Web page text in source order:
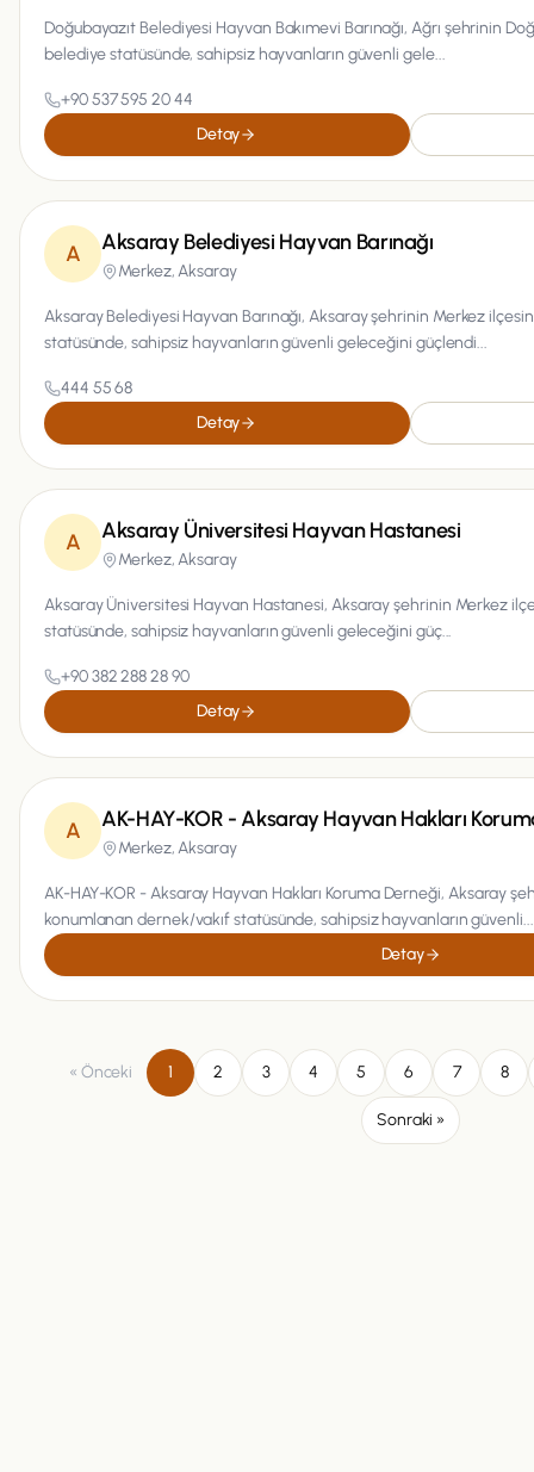
Doğubayazıt Belediyesi Hayvan Bakımevi Barınağı, Ağrı şehrinin
belediye statüsünde, sahipsiz hayvanların güvenli gele...
+90 537 595 20 44
Detay
A Aksaray Belediyesi Hayvan Barınağı
Merkez,Aksaray
Aksaray Belediyesi Hayvan Barınağı, Aksaray şehrinin Merkez
statüsünde, sahipsiz hayvanların güvenli geleceğini güçlendi...
444 55 68
Detay
A Aksaray Üniversitesi Hayvan Hastanesi
Merkez,Aksaray
Aksaray Üniversitesi Hayvan Hastanesi, Aksaray şehrinin Merkez
statüsünde, sahipsiz hayvanların güvenli geleceğini güç...
+90 382 288 28 90
Detay
A AK-HAY-KOR - Aksaray Hayvan Hakları
Merkez,Aksaray
AK-HAY-KOR - Aksaray Hayvan Hakları Koruma Derneği, Aksaray
konumlanan dernek/vakıf statüsünde, sahipsiz hayvanların güvenli...
Detay
« Önceki 1 2 3 4 5 6 7 8
Sonraki »